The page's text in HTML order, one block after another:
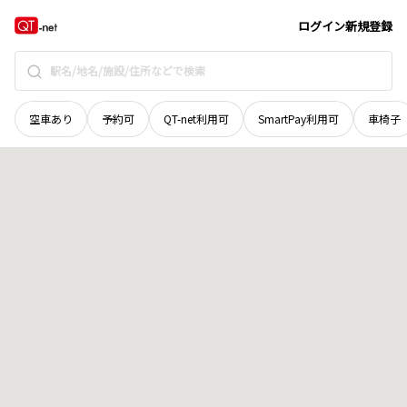
ログイン新規登録
空車あり 予約可 QT-net利用可 SmartPay利用可 車椅子
徳島県